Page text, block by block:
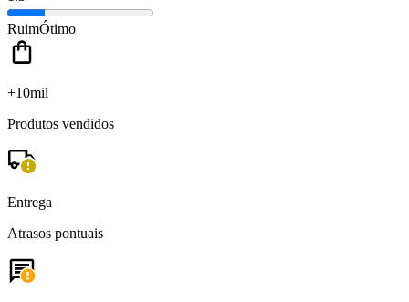
RuimÓtimo
+10mil
Produtos vendidos
Entrega
Atrasos pontuais